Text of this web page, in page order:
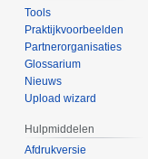
Tools
Praktijkvoorbeelden
Partnerorganisaties
Glossarium
Nieuws
Upload wizard
Hulpmiddelen
Afdrukversie